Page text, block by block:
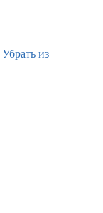
Убрать из